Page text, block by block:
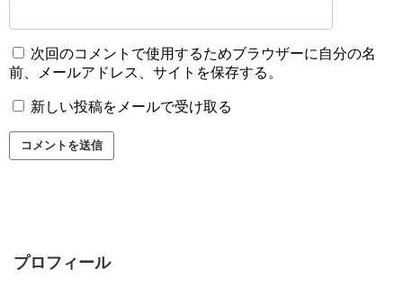
次回のコメントで使用するためブラウザーに自分の名
前、メールアドレス、サイトを保存する。
新しい投稿をメールで受け取る
プロフィール